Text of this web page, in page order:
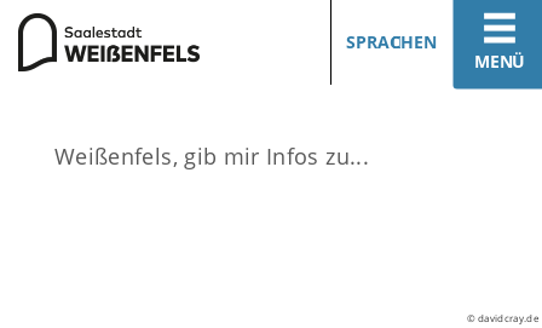
MENÜ
SPRACHEN
© davidcray.de